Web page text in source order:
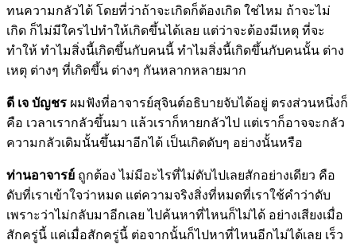
ทนความกลัวได้ โดยที่ว่าถ้าจะเกิดก็ต้องเกิด ใช่ไหม ถ้าจะไม่
เกิด ก็ไม่มีใครไปทำให้เกิดขึ้นได้เลย แต่ว่าจะต้องมีเหตุ ที่จะ
ทำให้ ทำไมสิ่งนี้เกิดขึ้นกับคนนี้ ทำไมสิ่งนี้เกิดขึ้นกับคนนั้น ต่าง
เหตุ ต่างๆ ที่เกิดขึ้น ต่างๆ กันหลากหลายมาก
ดี เจ บัญชร ผมฟังที่อาจารย์สุจินต์อธิบายจับได้อยู่ ตรงส่วนหนึ่งก็
คือ เวลาเรากลัวขึ้นมา แล้วเราก็หายกลัวไป แต่เราก็อาจจะกลัว
ความกลัวเดิมนั้นขึ้นมาอีกได้ เป็นเกิดดับๆ อย่างนั้นหรือ
ท่านอาจารย์ ถูกต้อง ไม่มีอะไรที่ไม่ดับไปเลยสักอย่างเดียว คือ
ดับที่เราเข้าใจว่าหมด แต่ความจริงสิ่งที่หมดที่เราใช้คำว่าดับ
เพราะว่าไม่กลับมาอีกเลย ไปค้นหาที่ไหนก็ไม่ได้ อย่างเสียงเมื่อ
สักครู่นี้ แค่เมื่อสักครู่นี้ ต่อจากนั้นก็ไปหาที่ไหนอีกไม่ได้เลย เร็ว